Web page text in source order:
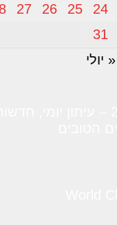
« יולי
24
25
26
27
31